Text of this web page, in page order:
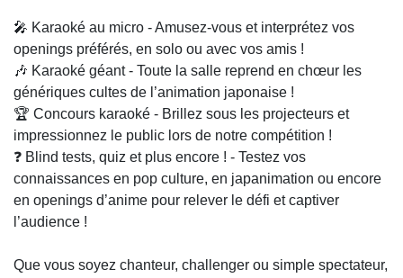
🎤 Karaoké au micro - Amusez-vous et interprétez vos
openings préférés, en solo ou avec vos amis !
🎶 Karaoké géant - Toute la salle reprend en chœur les
génériques cultes de l’animation japonaise !
🏆 Concours karaoké - Brillez sous les projecteurs et
impressionnez le public lors de notre compétition !
❓ Blind tests, quiz et plus encore ! - Testez vos
connaissances en pop culture, en japanimation ou encore
en openings d’anime pour relever le défi et captiver
l’audience !
Que vous soyez chanteur, challenger ou simple spectateur,